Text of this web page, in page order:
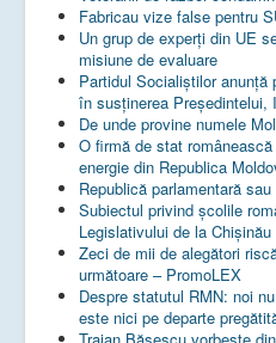
Fabricau vize false pentru
Un grup de experţi din UE
misiune de evaluare
Partidul Socialiștilor
în susținerea Președintelui,
De unde provine numele
O firmă de stat
energie din Republica
Republică parlamentară
Subiectul privind şcolile
Legislativului de la Chişinău
Zeci de mii de alegători
următoare – PromoLEX
Despre statutul RMN: noi
este nici pe departe